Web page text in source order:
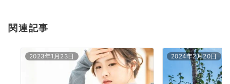
関連記事
2023年1月23日 2024年2月20日